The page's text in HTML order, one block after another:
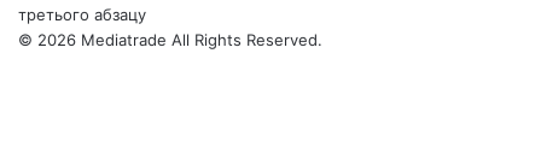
третього абзацу
© 2026 Mediatrade All Rights Reserved.